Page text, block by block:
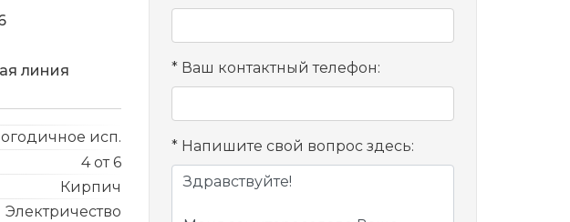
линия
исп.
4 от 6
Кирпич
Электричество
Ваш контактный телефон:
Напишите свой вопрос здесь: